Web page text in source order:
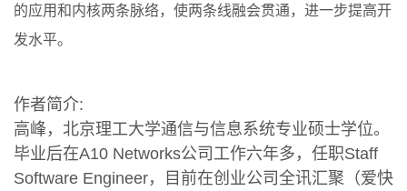
的应用和内核两条脉络，使两条线融会贯通，进一步提高开
发水平。
作者简介:
高峰，北京理工大学通信与信息系统专业硕士学位。
毕业后在A10 Networks公司工作六年多，任职Staff
Software Engineer，目前在创业公司全讯汇聚（爱快